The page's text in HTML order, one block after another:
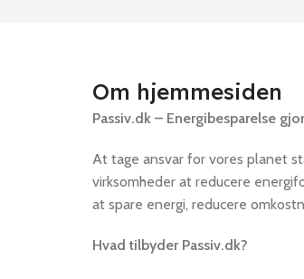
Om hjemmesiden
Passiv.dk – Energibesparelse
At tage ansvar for vores planet
virksomheder at reducere
at spare energi, reducere
Hvad tilbyder Passiv.dk?